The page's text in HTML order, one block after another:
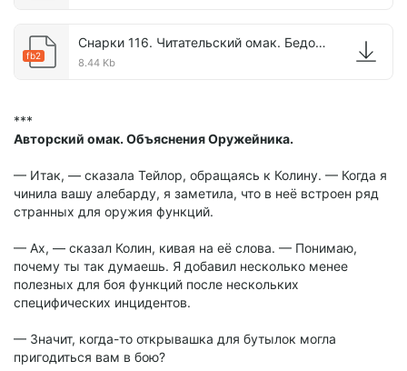
fb2
Снарки 116. Читательский омак. Бедовый пистолет-татуировщик (автор Локи Торсон).fb2
8.44 Kb
***
Авторский омак. Объяснения Оружейника.
— Итак, — сказала Тейлор, обращаясь к Колину. — Когда я
чинила вашу алебарду, я заметила, что в неё встроен ряд
странных для оружия функций.
— Ах, — сказал Колин, кивая на её слова. — Понимаю,
почему ты так думаешь. Я добавил несколько менее
полезных для боя функций после нескольких
специфических инцидентов.
— Значит, когда-то открывашка для бутылок могла
пригодиться вам в бою?